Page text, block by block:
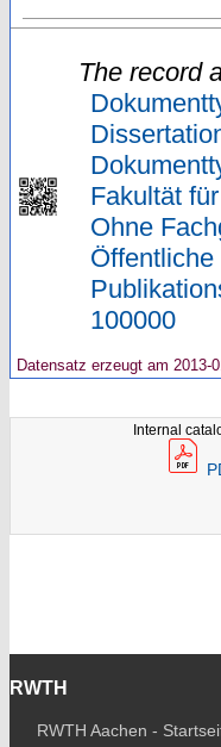
The record
Fakultät
Ohne
100000
Datensatz erzeugt am 2013-
Internal
RWTH
RWTH Aachen -